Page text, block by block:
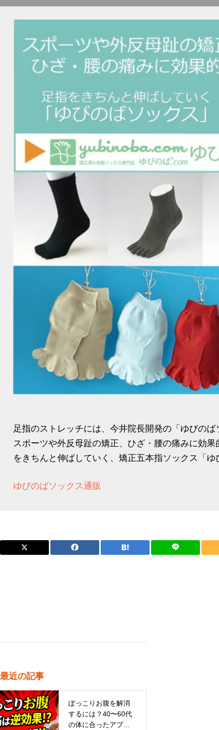
足指のストレッチには、今井院長開発の「ゆびの
スポーツや外反母趾の矯正、ひざ・腰の痛みに効
をきちんと伸ばしていく、矯正五本指ソックス「
ゆびのばソックス通販
最近の記事
ぽっこりお腹を解消
するには？40〜60代
の体に合ったアプロ